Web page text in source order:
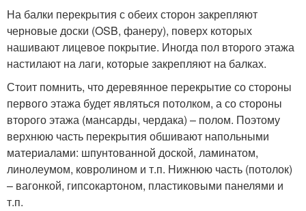
На балки перекрытия с обеих сторон закрепляют
черновые доски (OSB, фанеру), поверх которых
нашивают лицевое покрытие. Иногда пол второго этажа
настилают на лаги, которые закрепляют на балках.
Стоит помнить, что деревянное перекрытие со стороны
первого этажа будет являться потолком, а со стороны
второго этажа (мансарды, чердака) – полом. Поэтому
верхнюю часть перекрытия обшивают напольными
материалами: шпунтованной доской, ламинатом,
линолеумом, ковролином и т.п. Нижнюю часть (потолок)
– вагонкой, гипсокартоном, пластиковыми панелями и
т.п.